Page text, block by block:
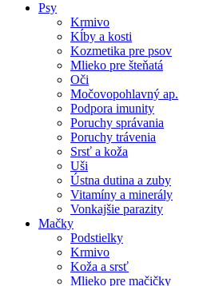
Psy
Krmivo
Kĺby a kosti
Kozmetika pre psov
Mlieko pre šteňatá
Oči
Močovopohlavný ap.
Podpora imunity
Poruchy správania
Poruchy trávenia
Srsť a koža
Uši
Ústna dutina a zuby
Vitamíny a minerály
Vonkajšie parazity
Mačky
Podstielky
Krmivo
Koža a srsť
Mlieko pre mačičky